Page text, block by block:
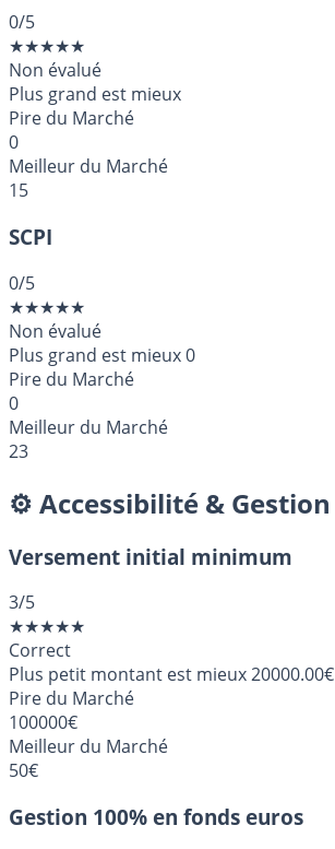
0/5
★★★★★
Non évalué
Plus grand est mieux
Pire du Marché
0
Meilleur du Marché
15
SCPI
0/5
★★★★★
Non évalué
Plus grand est mieux0
Pire du Marché
0
Meilleur du Marché
23
⚙️ Accessibilité & Gestion
Versement initial minimum
3/5
★★★★★
Correct
Plus petit montant est mieux20000.00€
Pire du Marché
100000€
Meilleur du Marché
50€
Gestion 100% en fonds euros